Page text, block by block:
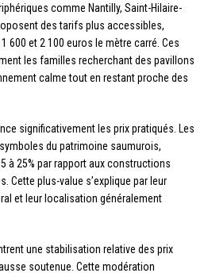
comme Nantilly, Saint-Hilaire-
des tarifs plus accessibles,
600 et 2 100 euros le mètre carré. Ces
les familles recherchant des pavillons
calme tout en restant proche des
significativement les prix pratiqués. Les
du patrimoine saumurois,
à 25% par rapport aux constructions
Cette plus-value s’explique par leur
et leur localisation généralement
une stabilisation relative des prix
soutenue. Cette modération